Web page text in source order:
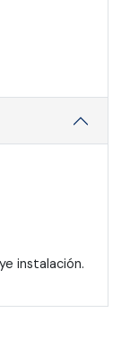
instalación.